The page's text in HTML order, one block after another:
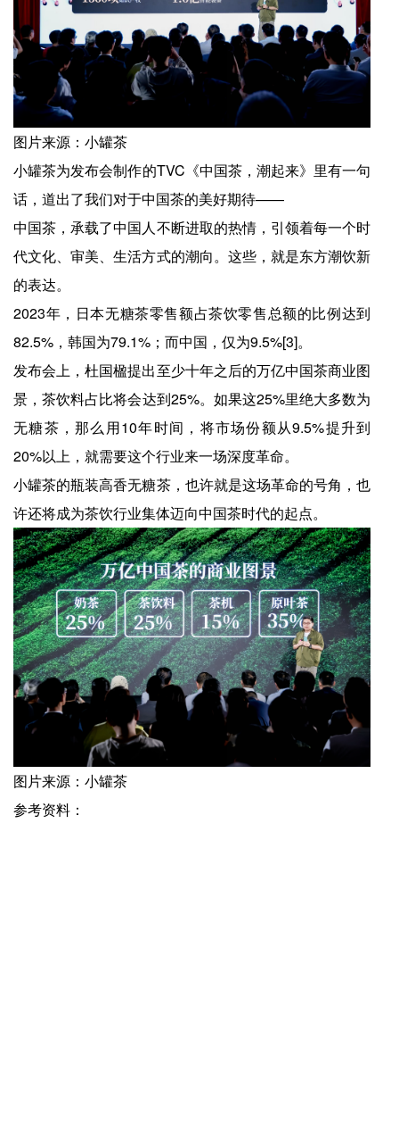
图片来源：小罐茶
小罐茶为发布会制作的TVC《中国茶，潮起来》里有一句
话，道出了我们对于中国茶的美好期待——
中国茶，承载了中国人不断进取的热情，引领着每一个时
代文化、审美、生活方式的潮向。这些，就是东方潮饮新
的表达。
2023年，日本无糖茶零售额占茶饮零售总额的比例达到
82.5%，韩国为79.1%；而中国，仅为9.5%[3]。
发布会上，杜国楹提出至少十年之后的万亿中国茶商业图
景，茶饮料占比将会达到25%。如果这25%里绝大多数为
无糖茶，那么用10年时间，将市场份额从9.5%提升到
20%以上，就需要这个行业来一场深度革命。
小罐茶的瓶装高香无糖茶，也许就是这场革命的号角，也
许还将成为茶饮行业集体迈向中国茶时代的起点。
图片来源：小罐茶
参考资料：